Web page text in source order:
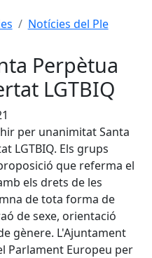
Notícies del Ple
Perpètua
LGTBIQ
per unanimitat Santa
LGTBIQ. Els grups
que referma el
els drets de les
de tota forma de
de sexe, orientació
gènere. L'Ajuntament
Parlament Europeu per